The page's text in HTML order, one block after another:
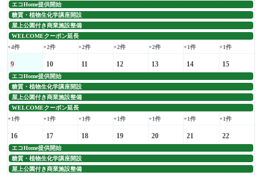
エコHome提供開始
糖質・植物生化学講座開設
屋上公園付き商業施設整備
WELCOMEクーポン延長
+4件
+2件 +2件 +2件 +2件 +1件 +1件
9 10 11 12 13 14 15
エコHome提供開始
糖質・植物生化学講座開設
屋上公園付き商業施設整備
WELCOMEクーポン延長
+1件
+1件 +1件 +1件 +1件 +1件 +1件
16 17 18 19 20 21 22
エコHome提供開始
糖質・植物生化学講座開設
屋上公園付き商業施設整備